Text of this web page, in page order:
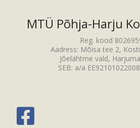
MTÜ Põhja-Harju
Reg. kood
Aadress: Mõisa tee 2,
Jõelähtme vald,
SEB: a/a